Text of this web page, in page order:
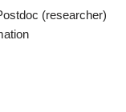
(researcher)